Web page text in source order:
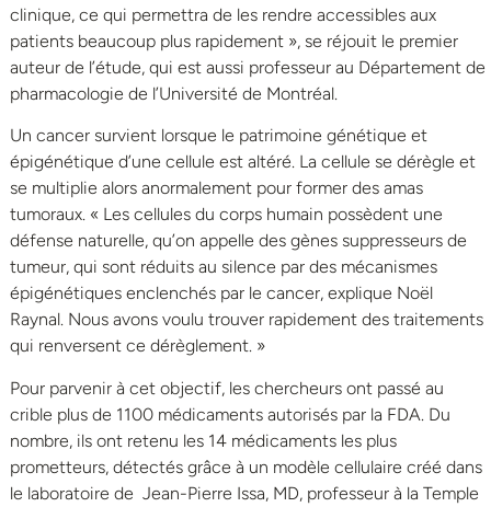
clinique, ce qui permettra de les rendre accessibles aux
patients beaucoup plus rapidement », se réjouit le premier
auteur de l’étude, qui est aussi professeur au Département de
pharmacologie de l’Université de Montréal.
Un cancer survient lorsque le patrimoine génétique et
épigénétique d’une cellule est altéré. La cellule se dérègle et
se multiplie alors anormalement pour former des amas
tumoraux. « Les cellules du corps humain possèdent une
défense naturelle, qu’on appelle des gènes suppresseurs de
tumeur, qui sont réduits au silence par des mécanismes
épigénétiques enclenchés par le cancer, explique Noël
Raynal. Nous avons voulu trouver rapidement des traitements
qui renversent ce dérèglement. »
Pour parvenir à cet objectif, les chercheurs ont passé au
crible plus de 1100 médicaments autorisés par la FDA. Du
nombre, ils ont retenu les 14 médicaments les plus
prometteurs, détectés grâce à un modèle cellulaire créé dans
le laboratoire de Jean-Pierre Issa, MD, professeur à la Temple